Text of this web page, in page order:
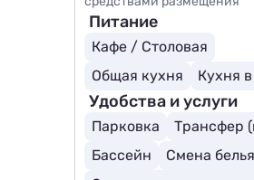
Питание
Кафе / Столовая
Общая кухня
Кухня
Удобства и услуги
Парковка
Трансфер
Бассейн
Смена белья